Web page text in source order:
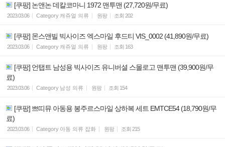
[쿠팡] 논앤논 데칼코마니 1972 맨투맨 (27,720원/무료)
2023.03.06 Category 캐쥬얼 의류 원팡 조회 202
[쿠팡] 몬스앤빌 빅사이즈 엑스마일 후드티 VIS_0002 (41,890원/무료)
2023.03.06 Category 캐쥬얼 의류 원팡 조회 163
[쿠팡] 언탭트 남성용 빅사이즈 유니버셜 스몰로고 맨투맨 (39,900원/무
료)
2023.03.06 Category 남성 의류 원팡 조회 154
[쿠팡] 쁘띠뮤 아동용 봉주르스마일 상하복 세트 EMTCE54 (18,790원/무
료)
2023.03.06 Category 아동 의류 잡화 원팡 조회 215